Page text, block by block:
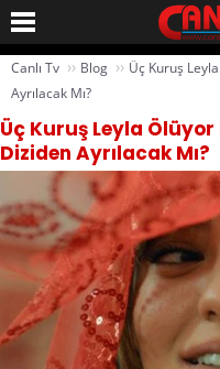
Canlı Tv ›› Blog ›› Üç Kuruş
Ayrılacak Mı?
Üç Kuruş Leyla
Diziden Ayrılacak Mı?